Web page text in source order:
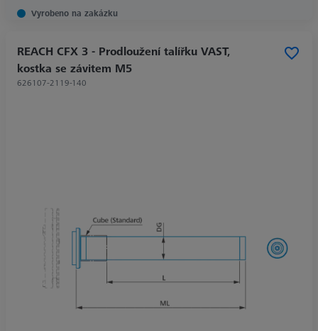
Vyrobeno na zakázku
REACH CFX 3 - Prodloužení talířku VAST,
kostka se závitem M5
626107-2119-140